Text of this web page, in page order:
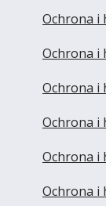
Ochrona i
Ochrona i
Ochrona i
Ochrona i
Ochrona i
Ochrona i